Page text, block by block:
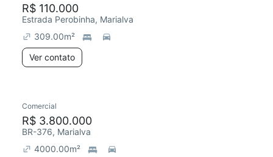
R$ 110.000
Estrada Perobinha, Marialva
309.00m²
Ver contato
Comercial
R$ 3.800.000
BR-376, Marialva
4000.00m²